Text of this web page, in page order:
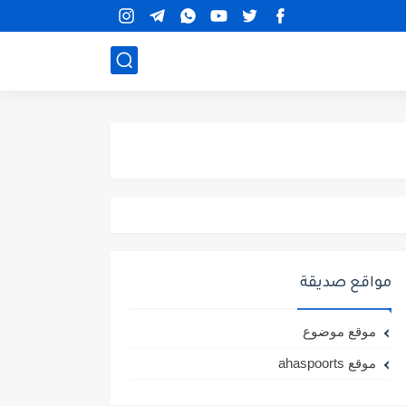
مواقع صديقة
موقع موضوع
موقع ahaspoorts